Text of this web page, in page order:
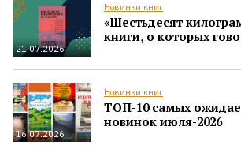
21.07.2026
Новинки книг
«Шестьдесят
книги, о которых
16.07.2026
Новинки книг
ТОП-10 самых
новинок июля-2026